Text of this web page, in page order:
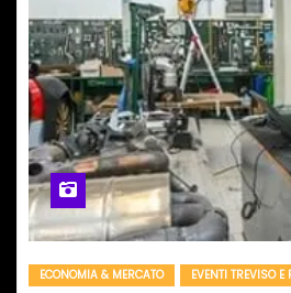
ECONOMIA & MERCATO EVENTI TREVISO